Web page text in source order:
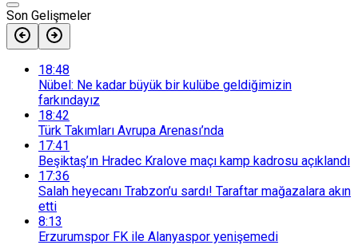
Son Gelişmeler
18:48
Nübel: Ne kadar büyük bir kulübe geldiğimizin
farkındayız
18:42
Türk Takımları Avrupa Arenası’nda
17:41
Beşiktaş’ın Hradec Kralove maçı kamp kadrosu açıklandı
17:36
Salah heyecanı Trabzon’u sardı! Taraftar mağazalara akın
etti
8:13
Erzurumspor FK ile Alanyaspor yenişemedi